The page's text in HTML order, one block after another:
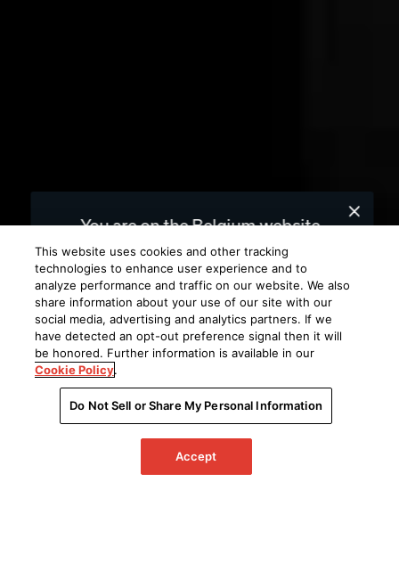
You are on the Belgium website.
We recommendUnited States
Choose a different website.
BELGIUM UNITED STATES
This website uses cookies and other tracking
technologies to enhance user experience and to
analyze performance and traffic on our website. We also
share information about your use of our site with our
social media, advertising and analytics partners. If we
have detected an opt-out preference signal then it will
be honored. Further information is available in our
Cookie Policy.
Do Not Sell or Share My Personal Information
Accept